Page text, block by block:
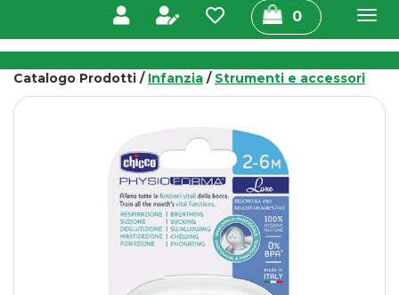
0prodotti
inseriti
Catalogo Prodotti / Infanzia / Strumenti e accessori